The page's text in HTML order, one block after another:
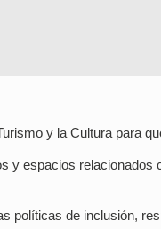
y la Cultura para
y espacios
políticas de inclusión,